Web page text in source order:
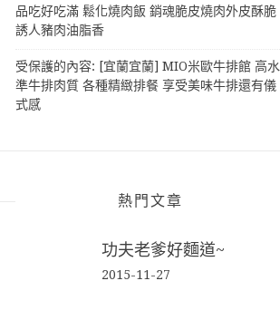
品吃好吃滿 鬆化燒肉飯 銷魂脆皮燒肉外皮酥脆
誘人豬肉油脂香
受保護的內容: [宜蘭宜蘭] MIO米歐牛排館 高水
準牛排肉質 各種精緻排餐 享受美味牛排還有儀
式感
熱門文章
功夫老爹好麵道~
2015-11-27